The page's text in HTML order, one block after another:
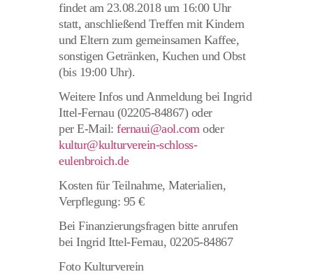
findet am 23.08.2018 um 16:00 Uhr
statt, anschließend Treffen mit Kindern
und Eltern zum gemeinsamen Kaffee,
sonstigen Getränken, Kuchen und Obst
(bis 19:00 Uhr).
Weitere Infos und Anmeldung bei Ingrid
Ittel-Fernau (02205-84867) oder
per E-Mail: fernaui@aol.comoder
kultur@kulturverein-schloss-
eulenbroich.de
Kosten für Teilnahme, Materialien,
Verpflegung: 95 €
Bei Finanzierungsfragen bitte anrufen
bei Ingrid Ittel-Fernau, 02205-84867
Foto Kulturverein